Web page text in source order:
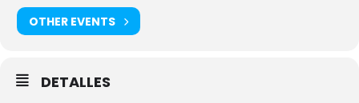
OTHER EVENTS
DETALLES